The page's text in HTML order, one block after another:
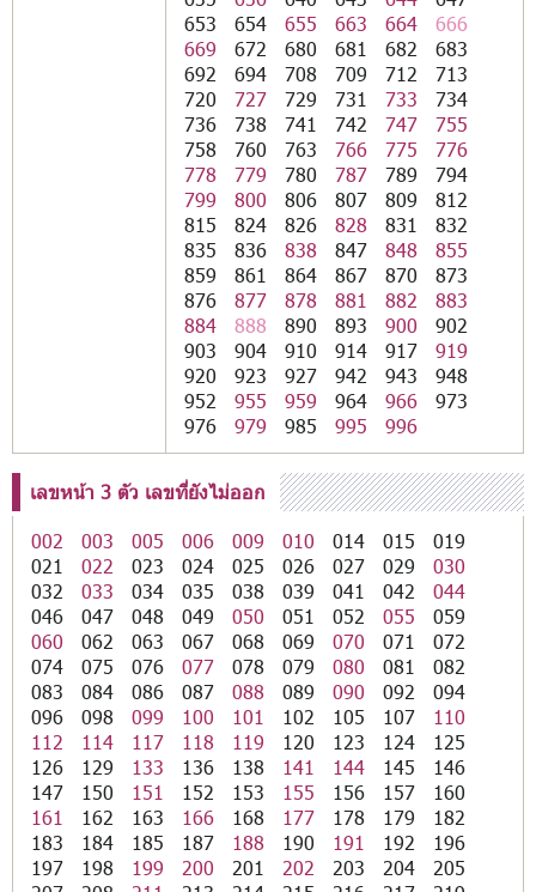
653
654 655 663 664
666
669
672 680 681 682
683
692
694 708 709 712
713
720
727 729 731 733
734
736
738 741 742 747
755
758
760 763 766 775
776
778
779 780 787 789
794
799
800 806 807 809
812
815
824 826 828 831
832
835
836 838 847 848
855
859
861 864 867 870
873
876
877 878 881 882
883
884
888 890 893 900
902
903
904 910 914 917
919
920
923 927 942 943
948
952
955 959 964 966
973
976
979 985 995 996
เลขหน้า 3 ตัว เลขที่ยังไม่ออก
002
003 005 006 009 010 014 015
019
021
022 023 024 025 026 027 029
030
032
033 034 035 038 039 041 042
044
046
047 048 049 050 051 052 055
059
060
062 063 067 068 069 070 071
072
074
075 076 077 078 079 080 081
082
083
084 086 087 088 089 090 092
094
096
098 099 100 101 102 105 107
110
112
114 117 118 119 120 123 124
125
126
129 133 136 138 141 144 145
146
147
150 151 152 153 155 156 157
160
161
162 163 166 168 177 178 179
182
183
184 185 187 188 190 191 192
196
197
198 199 200 201 202 203 204
205